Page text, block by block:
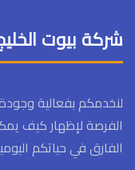
شركة بيوت
لنخدمكم بفعالية وجودة،
الفرصة لإظهار كيف
الفارق في حياتكم